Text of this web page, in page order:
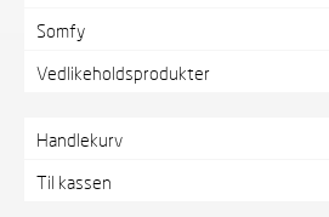
Somfy
Vedlikeholdsprodukter
Handlekurv
Til kassen